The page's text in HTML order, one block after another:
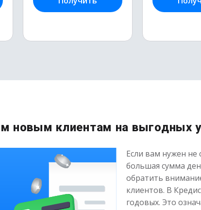
новым клиентам на выгодных
Если вам нужен не
большая сумма
обратить
клиентов. В
годовых. Это